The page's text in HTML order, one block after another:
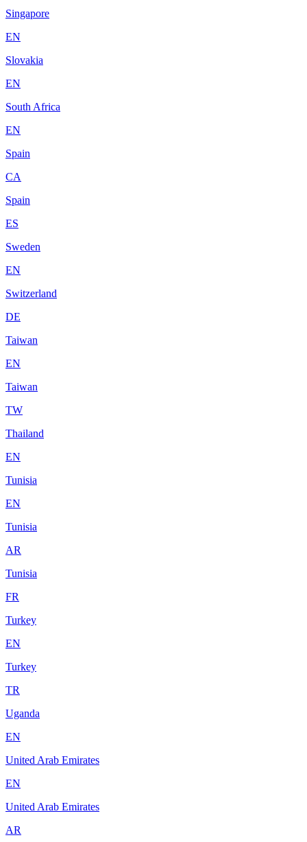
Singapore
EN
Slovakia
EN
South Africa
EN
Spain
CA
Spain
ES
Sweden
EN
Switzerland
DE
Taiwan
EN
Taiwan
TW
Thailand
EN
Tunisia
EN
Tunisia
AR
Tunisia
FR
Turkey
EN
Turkey
TR
Uganda
EN
United Arab Emirates
EN
United Arab Emirates
AR